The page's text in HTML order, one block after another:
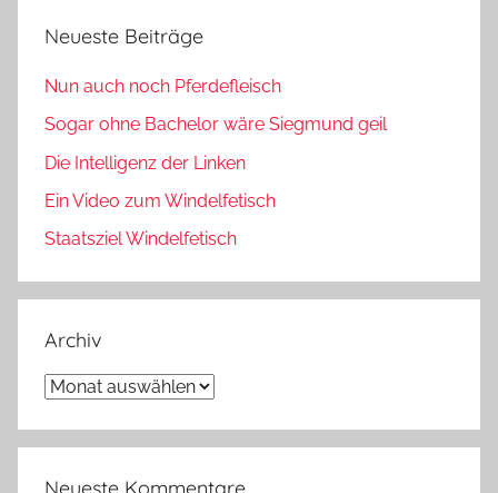
Neueste Beiträge
Nun auch noch Pferdefleisch
Sogar ohne Bachelor wäre Siegmund geil
Die Intelligenz der Linken
Ein Video zum Windelfetisch
Staatsziel Windelfetisch
Archiv
Archiv